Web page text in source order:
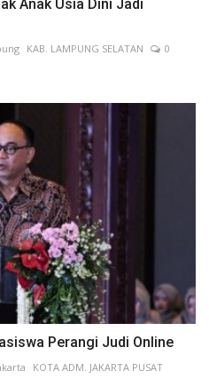
Anak Usia Dini Jadi
KAB. LAMPUNG SELATAN
0
Perangi Judi Online
KOTA ADM. JAKARTA PUSAT